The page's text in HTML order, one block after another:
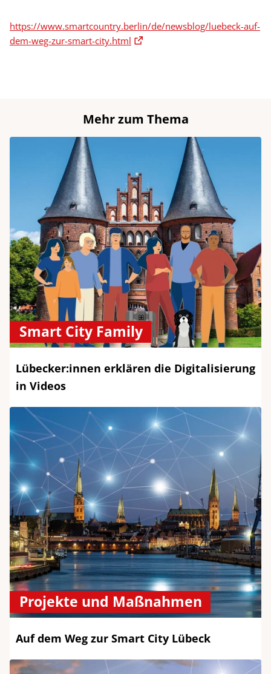
https://www.smartcountry.berlin/de/newsblog/luebeck-auf-
dem-weg-zur-smart-city.html
Mehr zum Thema
Smart City Family
Lübecker:innen erklären die Digitalisierung
in Videos
Projekte und Maßnahmen
Auf dem Weg zur Smart City Lübeck